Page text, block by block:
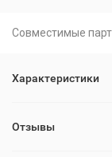
Совместимые
Характеристики
Отзывы